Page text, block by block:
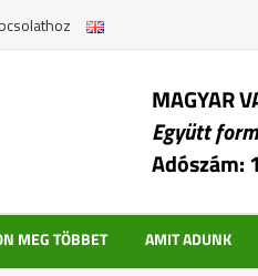
MAGYAR
Együtt
Adószám:
MEG TÖBBET AMIT ADUNK